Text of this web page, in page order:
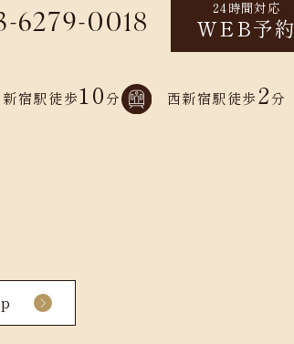
6279-0018 24時間対応
WEB予約
新宿駅徒歩 10分 西新宿駅徒歩 2分